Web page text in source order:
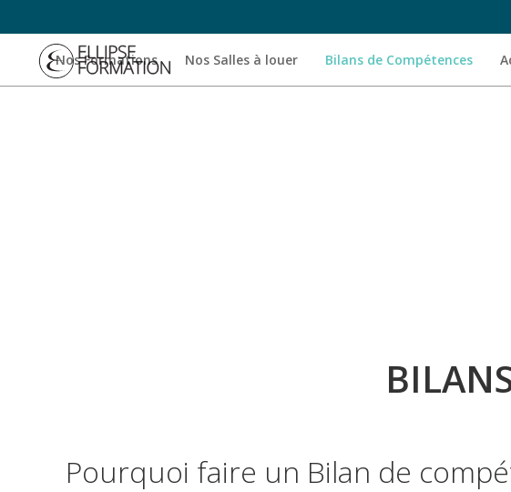
Nos Formations Nos Salles à louer Bilans de Compétences
Pourquoi faire un Bilan de